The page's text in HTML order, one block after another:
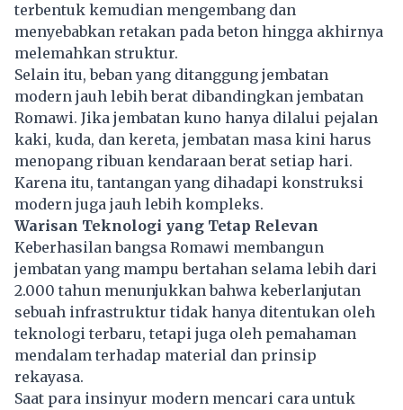
terbentuk kemudian mengembang dan
menyebabkan retakan pada beton hingga akhirnya
melemahkan struktur.
Selain itu, beban yang ditanggung jembatan
modern jauh lebih berat dibandingkan jembatan
Romawi. Jika jembatan kuno hanya dilalui pejalan
kaki, kuda, dan kereta, jembatan masa kini harus
menopang ribuan kendaraan berat setiap hari.
Karena itu, tantangan yang dihadapi konstruksi
modern juga jauh lebih kompleks.
Warisan Teknologi yang Tetap Relevan
Keberhasilan bangsa Romawi membangun
jembatan yang mampu bertahan selama lebih dari
2.000 tahun menunjukkan bahwa keberlanjutan
sebuah infrastruktur tidak hanya ditentukan oleh
teknologi terbaru, tetapi juga oleh pemahaman
mendalam terhadap material dan prinsip
rekayasa.
Saat para insinyur modern mencari cara untuk